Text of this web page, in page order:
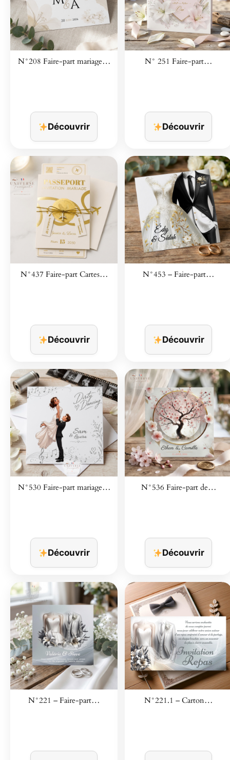
N°208 Faire-part mariage…
Découvrir
N° 251 Faire-part…
Découvrir
N°437 Faire-part Cartes…
Découvrir
N°453 – Faire-part…
Découvrir
N°530 Faire-part mariage…
Découvrir
N°536 Faire-part de…
Découvrir
N°221 – Faire-part… N°221.1 – Carton…